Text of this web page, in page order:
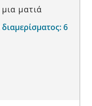
ματιά
6